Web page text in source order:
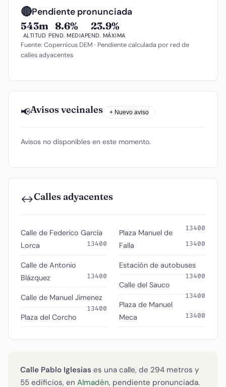
🔴Pendiente pronunciada
543m
ALTITUD
8.6%
PEND. MEDIA
23.9%
PEND. MÁXIMA
Fuente: Copernicus DEM · Pendiente calculada por red de
calles adyacentes
📢Avisos vecinales + Nuevo aviso
Avisos no disponibles en este momento.
↔️Calles adyacentes
Calle de Federico García
Lorca
13400
Calle de Antonio
Blázquez
13400
Calle de Manuel Jimenez
13400
Plaza del Corcho
13400
Plaza Manuel de
Falla
13400
Estación de autobuses
13400
Calle del Sauco
13400
Plaza de Manuel
Meca
13400
Calle Pablo Iglesias es una calle, de 294 metros y
55 edificios, en Almadén, pendiente pronunciada.